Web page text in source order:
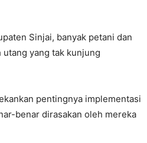
Sinjai, banyak petani dan
yang tak kunjung
pentingnya implementasi
benar dirasakan oleh mereka